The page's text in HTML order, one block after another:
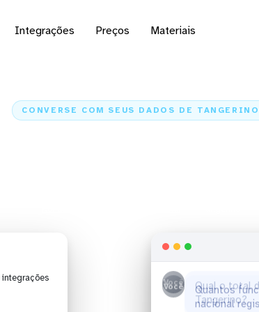
Integrações Preços Materiais
CONVERSE COM SEUS DADOS DE TANGERINO
Você
Quantos
nacional